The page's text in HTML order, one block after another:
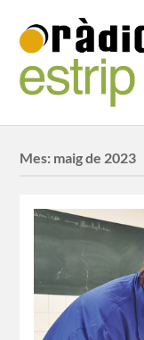
Mes: maig de 2023